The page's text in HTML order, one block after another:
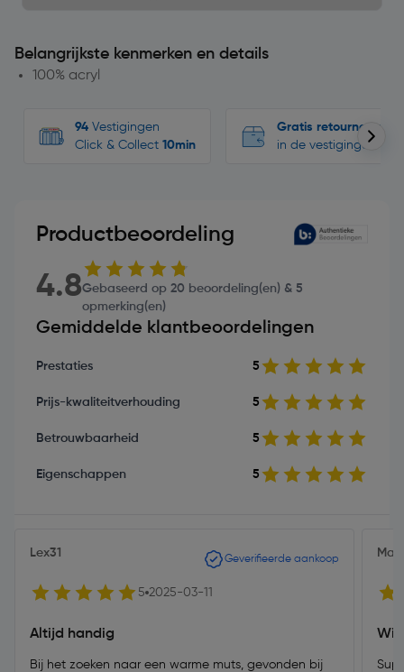
Belangrijkste kenmerken en details
100% acryl
94 Vestigingen
Click & Collect 10min
Gratis retourneren
in de vestigingen
Productbeoordeling
4.8Gebaseerd op 20 beoordeling(en) & 5
opmerking(en)
Gemiddelde klantbeoordelingen
Prestaties 5
Prijs-kwaliteitverhouding 5
Betrouwbaarheid 5
Eigenschappen 5
Lex31 Geverifieerde aankoop
5 2025-03-11
Altijd handig
Bij het zoeken naar een warme muts, gevonden bij